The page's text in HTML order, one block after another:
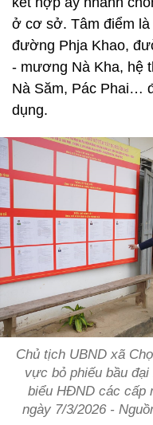
ở cơ sở. Tâm điểm
đường Phja Khao,
- mương Nà Kha, hệ
Nà Săm, Pác Phai…
dụng.
Chủ tịch UBND xã
vực bỏ phiếu bầu
biểu HĐND các cấp
ngày 7/3/2026 -